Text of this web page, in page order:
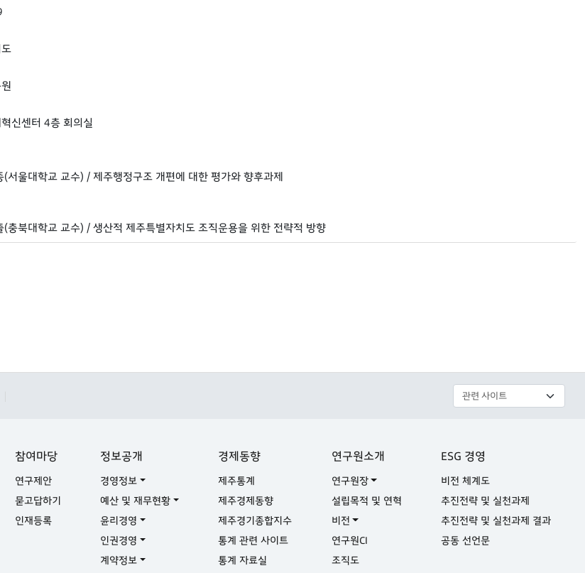
신센터 4층 회의실
서울대학교 교수) / 제주행정구조 개편에 대한 평가와 향후과제
충북대학교 교수) / 생산적 제주특별자치도 조직운용을 위한 전략적 방향
참여마당
연구제안
묻고답하기
인재등록
정보공개
경영정보
예산 및 재무현황
윤리경영
인권경영
계약정보
경제동향
제주통계
제주경제동향
제주경기종합지수
통계 관련 사이트
통계 자료실
연구원소개
연구원장
설립목적 및 연혁
비전
연구원CI
조직도
ESG 경영
비전 체계도
추진전략 및 실천과제
추진전략 및 실천과제 결과
공동 선언문